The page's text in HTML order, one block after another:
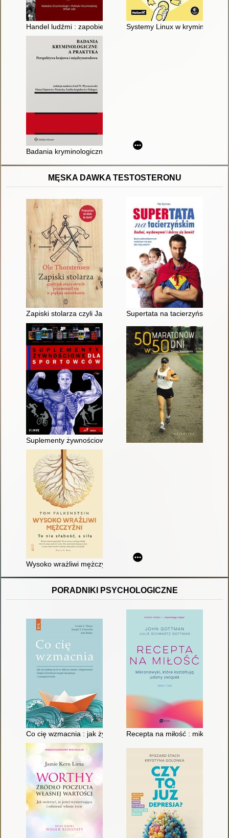
Handel ludźmi : zapobieganie i ściganieSystemy Linux w
Badania kryminologiczne a praktyka : perspektywa krajowa i
MĘSKA DAWKA TESTOSTERONU
Zapiski stolarza czyli Jak stary strych przemienił się w piękne
Supertata na tacierzyńskim
Suplementy żywnościowe dla sportowców
Wysoko wrażliwi mężczyźni : to nie słabość, a siła
PORADNIKI PSYCHOLOGICZNE
Co cię wzmacnia : jak żyć pełnią życia w obliczu zmian i
Recepta na miłość :